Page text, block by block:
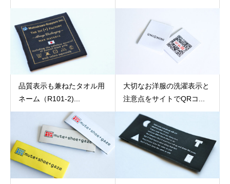
品質表示も兼ねたタオル用
ネーム（R101-2)...
大切なお洋服の洗濯表示と
注意点をサイトでQRコ...